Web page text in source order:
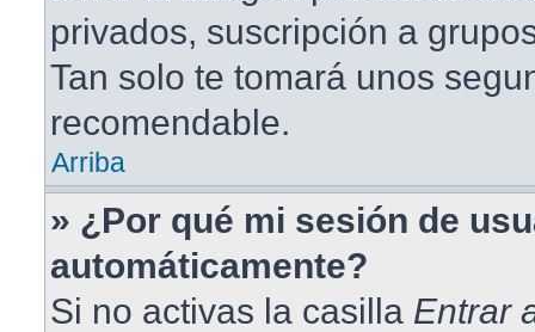
privados, suscripción a
Tan solo te tomará unos
recomendable.
Arriba
» ¿Por qué mi sesión de
automáticamente?
Si no activas la casilla Entrar